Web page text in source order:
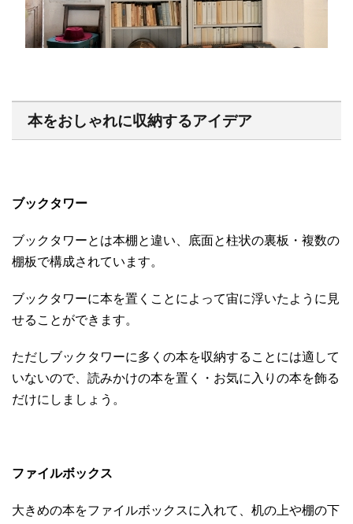
本をおしゃれに収納するアイデア
ブックタワー
ブックタワーとは本棚と違い、底面と柱状の裏板・複数の
棚板で構成されています。
ブックタワーに本を置くことによって宙に浮いたように見
せることができます。
ただしブックタワーに多くの本を収納することには適して
いないので、読みかけの本を置く・お気に入りの本を飾る
だけにしましょう。
ファイルボックス
大きめの本をファイルボックスに入れて、机の上や棚の下